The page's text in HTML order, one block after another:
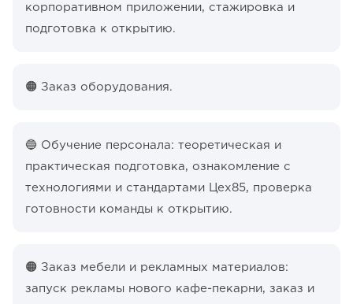
корпоративном приложении, стажировка и
подготовка к открытию.
🟠 Заказ оборудования.
🔵 Обучение персонала: теоретическая и
практическая подготовка, ознакомление с
технологиями и стандартами Цех85, проверка
готовности команды к открытию.
🟠 Заказ мебели и рекламных материалов:
запуск рекламы нового кафе-пекарни, заказ и